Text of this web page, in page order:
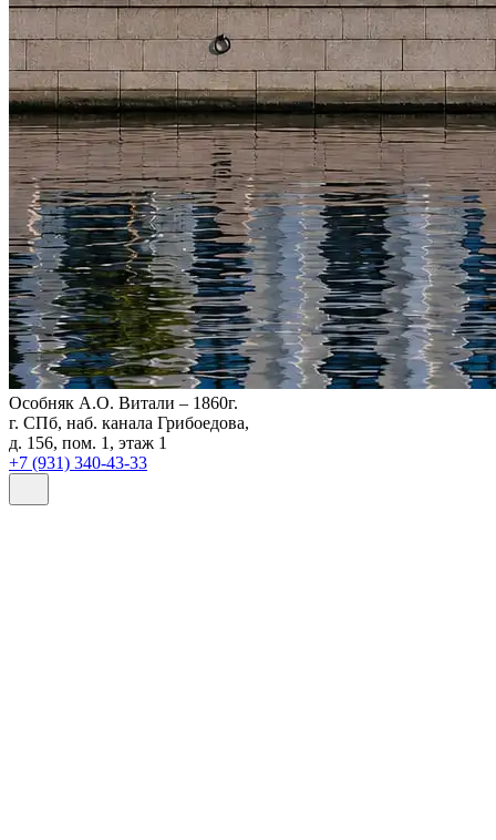
Особняк А.О. Витали – 1860г.
г. СПб, наб. канала Грибоедова,
д. 156, пом. 1, этаж 1
+7 (931) 340-43-33